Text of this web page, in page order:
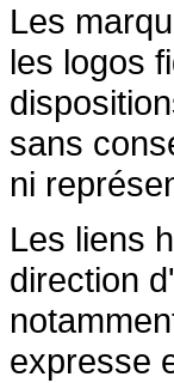
Les
les logos
sans
ni
Les liens
direction
expresse